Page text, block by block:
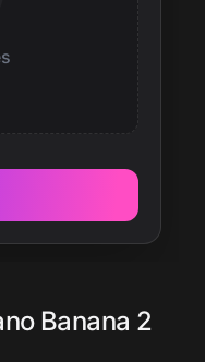
Banana 2